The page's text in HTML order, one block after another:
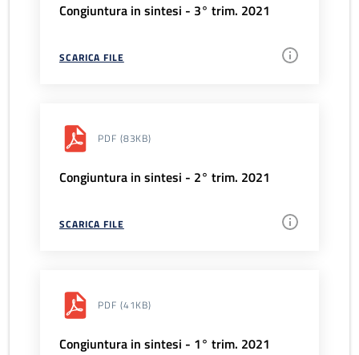
Congiuntura in sintesi - 3° trim. 2021
SCARICA FILE
PDF (83KB)
Congiuntura in sintesi - 2° trim. 2021
SCARICA FILE
PDF (41KB)
Congiuntura in sintesi - 1° trim. 2021